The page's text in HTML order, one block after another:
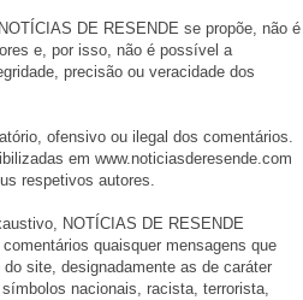
DE RESENDE se propõe, não é
e, por isso, não é possível a
precisão ou veracidade dos
ofensivo ou ilegal dos comentários.
em www.noticiasderesende.com
respetivos autores.
NOTÍCIAS DE RESENDE
quaisquer mensagens que
site, designadamente as de caráter
nacionais, racista, terrorista,